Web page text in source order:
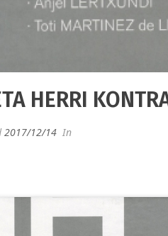
HERRI
2017/12/14 In